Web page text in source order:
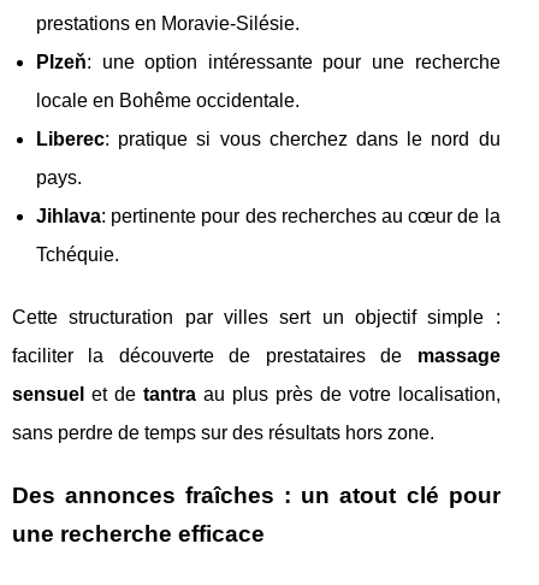
prestations en Moravie-Silésie.
Plzeň: une option intéressante pour une recherche
locale en Bohême occidentale.
Liberec: pratique si vous cherchez dans le nord du
pays.
Jihlava: pertinente pour des recherches au cœur de la
Tchéquie.
Cette structuration par villes sert un objectif simple :
faciliter la découverte de prestataires de massage
sensuel et de tantraau plus près de votre localisation,
sans perdre de temps sur des résultats hors zone.
Des annonces fraîches : un atout clé pour
une recherche efficace